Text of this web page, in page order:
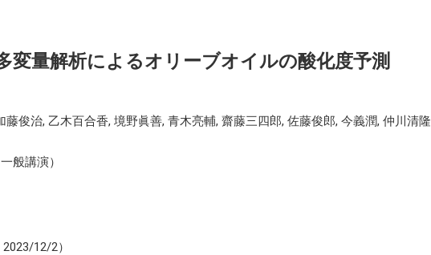
2023年前期
2020年
国際学会（招待講
国際学会（一般講
変量解析によるオリーブオイルの酸化度予測
藤俊治, 乙木百合香, 境野眞善, 青木亮輔, 齋藤三四郎, 佐藤俊郎, 今義潤, 仲川清隆
般講演）
12/2）